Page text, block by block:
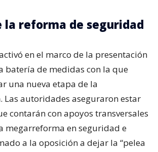
la reforma de seguridad
en el marco de la presentación
batería de medidas con la que
una nueva etapa de la
Las autoridades aseguraron estar
contarán con apoyos transversales
megarreforma en seguridad e
a la oposición a dejar la “pelea